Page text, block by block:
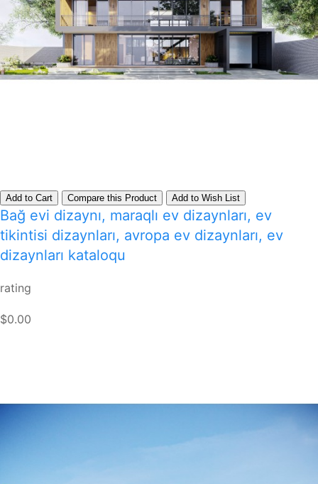
Add to Cart Compare this Product Add to Wish List
Bağ evi dizaynı, maraqlı ev dizaynları, ev
tikintisi dizaynları, avropa ev dizaynları, ev
dizaynları kataloqu
rating
$0.00